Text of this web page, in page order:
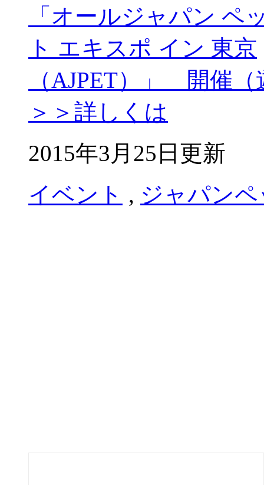
「オールジャパン ペ
ト エキスポ イン 東京
（AJPET）」 開催
＞＞詳しくは
2015年3月25日更新
イベント , ジャパン